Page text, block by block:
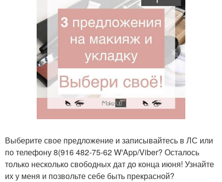
Выберите свое предложение и записывайтесь в ЛС или
по телефону 8(916 482-75-62 W'App/Viber? Осталось
только несколько свободных дат до конца июня! Узнайте
их у меня и позвольте себе быть прекрасной?